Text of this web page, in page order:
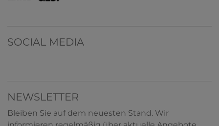
SOCIAL MEDIA
NEWSLETTER
Bleiben Sie auf dem neuesten Stand. Wir